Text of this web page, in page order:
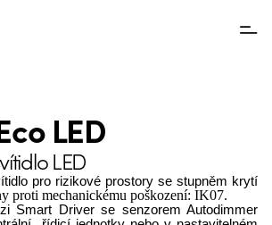
LED
LED
pro rizikové prostory se stupněm krytí
proti mechanickému poškození: IK07.
Smart Driver se senzorem Autodimmer